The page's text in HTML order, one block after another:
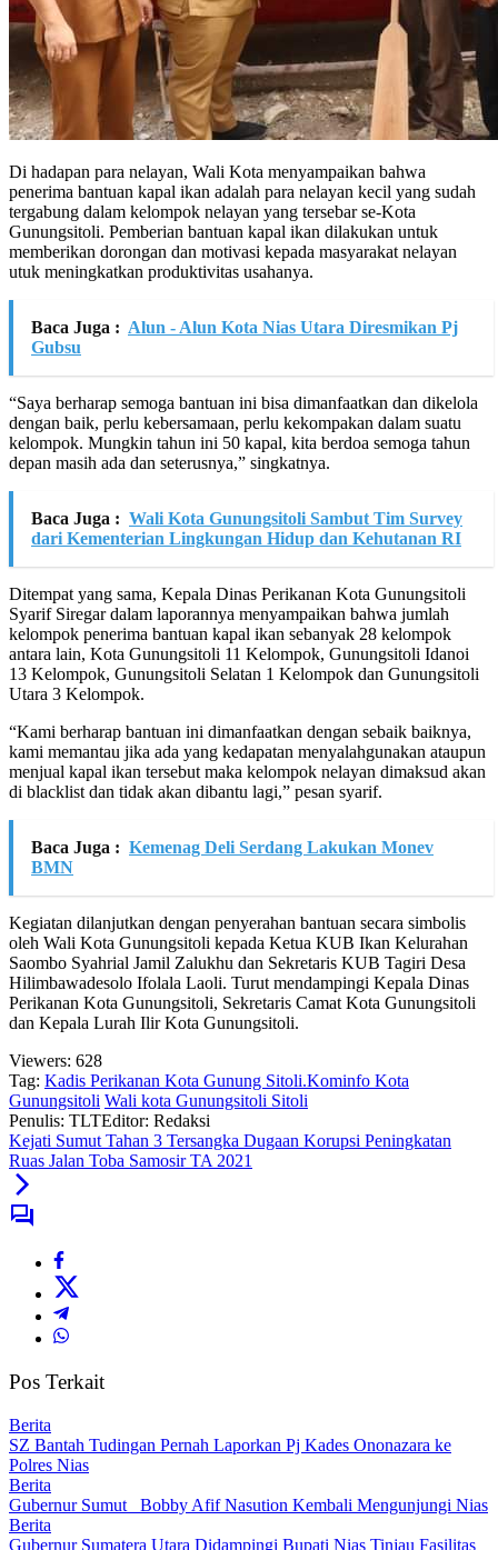
Di hadapan para nelayan, Wali Kota menyampaikan bahwa
penerima bantuan kapal ikan adalah para nelayan kecil yang sudah
tergabung dalam kelompok nelayan yang tersebar se-Kota
Gunungsitoli. Pemberian bantuan kapal ikan dilakukan untuk
memberikan dorongan dan motivasi kepada masyarakat nelayan
utuk meningkatkan produktivitas usahanya.
Baca Juga : Alun - Alun Kota Nias Utara Diresmikan Pj
Gubsu
“Saya berharap semoga bantuan ini bisa dimanfaatkan dan dikelola
dengan baik, perlu kebersamaan, perlu kekompakan dalam suatu
kelompok. Mungkin tahun ini 50 kapal, kita berdoa semoga tahun
depan masih ada dan seterusnya,” singkatnya.
Baca Juga : Wali Kota Gunungsitoli Sambut Tim Survey
dari Kementerian Lingkungan Hidup dan Kehutanan RI
Ditempat yang sama, Kepala Dinas Perikanan Kota Gunungsitoli
Syarif Siregar dalam laporannya menyampaikan bahwa jumlah
kelompok penerima bantuan kapal ikan sebanyak 28 kelompok
antara lain, Kota Gunungsitoli 11 Kelompok, Gunungsitoli Idanoi
13 Kelompok, Gunungsitoli Selatan 1 Kelompok dan Gunungsitoli
Utara 3 Kelompok.
“Kami berharap bantuan ini dimanfaatkan dengan sebaik baiknya,
kami memantau jika ada yang kedapatan menyalahgunakan ataupun
menjual kapal ikan tersebut maka kelompok nelayan dimaksud akan
di blacklist dan tidak akan dibantu lagi,” pesan syarif.
Baca Juga : Kemenag Deli Serdang Lakukan Monev
BMN
Kegiatan dilanjutkan dengan penyerahan bantuan secara simbolis
oleh Wali Kota Gunungsitoli kepada Ketua KUB Ikan Kelurahan
Saombo Syahrial Jamil Zalukhu dan Sekretaris KUB Tagiri Desa
Hilimbawadesolo Ifolala Laoli. Turut mendampingi Kepala Dinas
Perikanan Kota Gunungsitoli, Sekretaris Camat Kota Gunungsitoli
dan Kepala Lurah Ilir Kota Gunungsitoli.
Viewers: 628
Tag: Kadis Perikanan Kota Gunung Sitoli.Kominfo Kota
Gunungsitoli Wali kota Gunungsitoli Sitoli
Penulis: TLTEditor: Redaksi
Kejati Sumut Tahan 3 Tersangka Dugaan Korupsi Peningkatan
Ruas Jalan Toba Samosir TA 2021
Pos Terkait
Berita
SZ Bantah Tudingan Pernah Laporkan Pj Kades Ononazara ke
Polres Nias
Berita
Gubernur Sumut Bobby Afif Nasution Kembali Mengunjungi Nias
Berita
Gubernur Sumatera Utara Didampingi Bupati Nias Tinjau Fasilitas